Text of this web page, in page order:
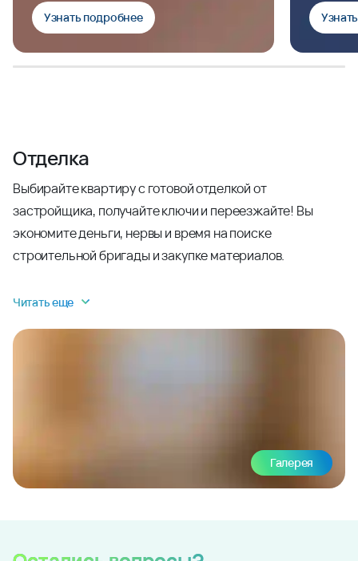
Узнать подробнее
Отделка
Выбирайте квартиру с готовой отделкой от
застройщика, получайте ключи и переезжайте! Вы
экономите деньги, нервы и время на поиске
строительной бригады и закупке материалов.
Читать еще
Галерея